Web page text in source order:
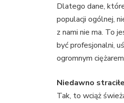
Dlatego dane,
populacji ogólnej,
z nami nie ma. To
być profesjonalni,
ogromnym
Niedawno
Tak, to wciąż